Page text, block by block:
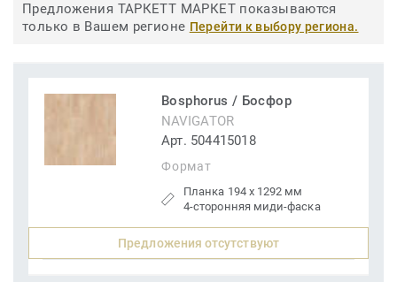
Предложения ТАРКЕТТ МАРКЕТ показываются
только в Вашем регионе Перейти к выбору региона.
Bosphorus / Босфор
NAVIGATOR
Арт. 504415018
Формат
Планка 194 x 1292 мм
4-сторонняя миди-фаска
Предложения отсутствуют